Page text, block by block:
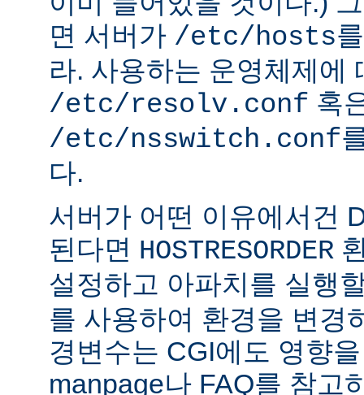
면 서버가 /etc/hosts
라. 사용하는 운영체제에
/etc/resolv.conf 혹
/etc/nsswitch.conf
다.
서버가 어떤 이유에서건
된다면 HOSTRESORDER
설정하고 아파치를 실행
를 사용하여 환경을 변경
경변수는 CGI에도 영향
manpage나 FAQ를 참고